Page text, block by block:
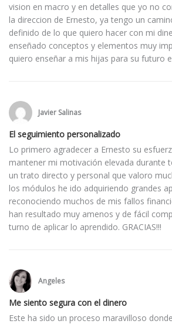
vision en macro y en detalles que yo no
la direccion de Ernesto, ya tengo un
definido de lo que quiero hacer con mi
enseñado conceptos y elementos muy
quiero enseñar a mis hijas para su futuro
Javier Salinas
El seguimiento personalizado
Lo primero agradecer a Ernesto su
mantener mi motivación elevada durante
un trato directo y personal que valoro
los módulos he ido adquiriendo grandes
reconociendo muchos de mis fallos
han resultado muy amenos y de fácil
turno de aplicar lo aprendido. GRACIAS!!!
Angeles
Me siento segura con el dinero
Este ha sido un proceso maravilloso